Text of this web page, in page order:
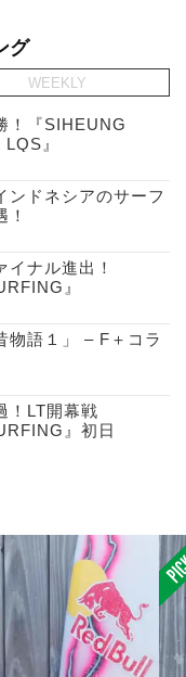
グ
WEEKLY
！『SIHEUNG
』
ンドネシアのサーフ
！
イナル進出！
』
物語１」 – F＋コラ
！LT開幕戦
』初日